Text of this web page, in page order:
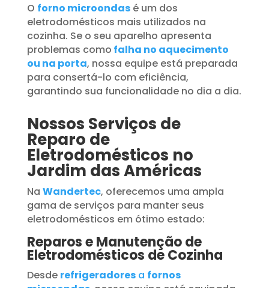
O forno microondasé um dos
eletrodomésticos mais utilizados na
cozinha. Se o seu aparelho apresenta
problemas como falha no aquecimento
ou na porta, nossa equipe está preparada
para consertá-lo com eficiência,
garantindo sua funcionalidade no dia a dia.
Nossos Serviços de
Reparo de
Eletrodomésticos no
Jardim das Américas
Na Wandertec, oferecemos uma ampla
gama de serviços para manter seus
eletrodomésticos em ótimo estado:
Reparos e Manutenção de
Eletrodomésticos de Cozinha
Desde refrigeradoresa fornos